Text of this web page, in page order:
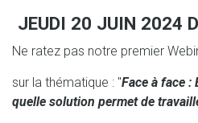
JEUDI 20 JUIN 2024
Ne ratez pas notre premier
sur la thématique : "Face à face :
quelle solution permet de